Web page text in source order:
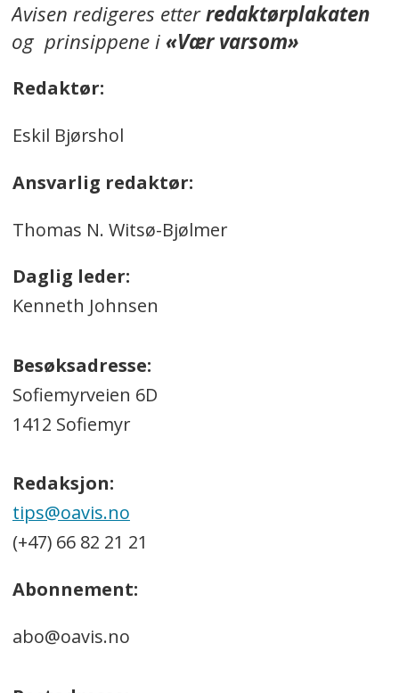
Avisen redigeres etterredaktørplakaten
og prinsippene i«Vær varsom»
Redaktør:
Eskil Bjørshol
Ansvarlig redaktør:
Thomas N. Witsø-Bjølmer
Daglig leder:
Kenneth Johnsen
Besøksadresse:
Sofiemyrveien 6D
1412 Sofiemyr
Redaksjon:
tips@oavis.no
(+47) 66 82 21 21
Abonnement:
abo@oavis.no